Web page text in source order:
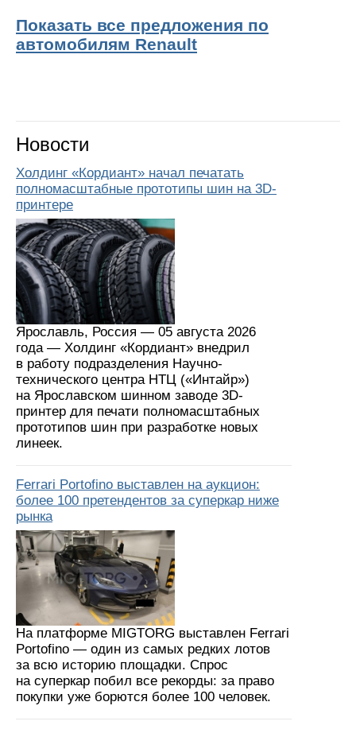
Показать все предложения по
автомобилям Renault
Новости
Холдинг «Кордиант» начал печатать
полномасштабные прототипы шин на 3D-
принтере
Ярославль, Россия — 05 августа 2026
года — Холдинг «Кордиант» внедрил
в работу подразделения Научно-
технического центра НТЦ («Интайр»)
на Ярославском шинном заводе 3D-
принтер для печати полномасштабных
прототипов шин при разработке новых
линеек.
Ferrari Portofino выставлен на аукцион:
более 100 претендентов за суперкар ниже
рынка
На платформе MIGTORG выставлен Ferrari
Portofino — один из самых редких лотов
за всю историю площадки. Спрос
на суперкар побил все рекорды: за право
покупки уже борются более 100 человек.